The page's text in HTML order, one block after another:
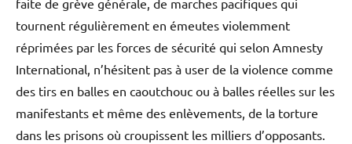
tournent régulièrement en émeutes violemment
réprimées par les forces de sécurité qui selon Amnesty
International, n’hésitent pas à user de la violence comme
des tirs en balles en caoutchouc ou à balles réelles sur les
manifestants et même des enlèvements, de la torture
dans les prisons où croupissent les milliers d’opposants.